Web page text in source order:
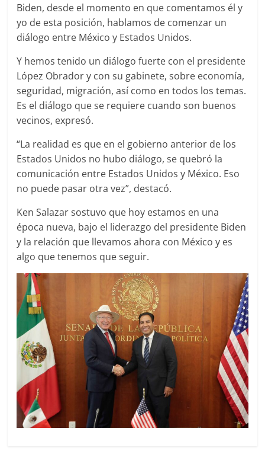
Biden, desde el momento en que comentamos él y
yo de esta posición, hablamos de comenzar un
diálogo entre México y Estados Unidos.
Y hemos tenido un diálogo fuerte con el presidente
López Obrador y con su gabinete, sobre economía,
seguridad, migración, así como en todos los temas.
Es el diálogo que se requiere cuando son buenos
vecinos, expresó.
“La realidad es que en el gobierno anterior de los
Estados Unidos no hubo diálogo, se quebró la
comunicación entre Estados Unidos y México. Eso
no puede pasar otra vez”, destacó.
Ken Salazar sostuvo que hoy estamos en una
época nueva, bajo el liderazgo del presidente Biden
y la relación que llevamos ahora con México y es
algo que tenemos que seguir.